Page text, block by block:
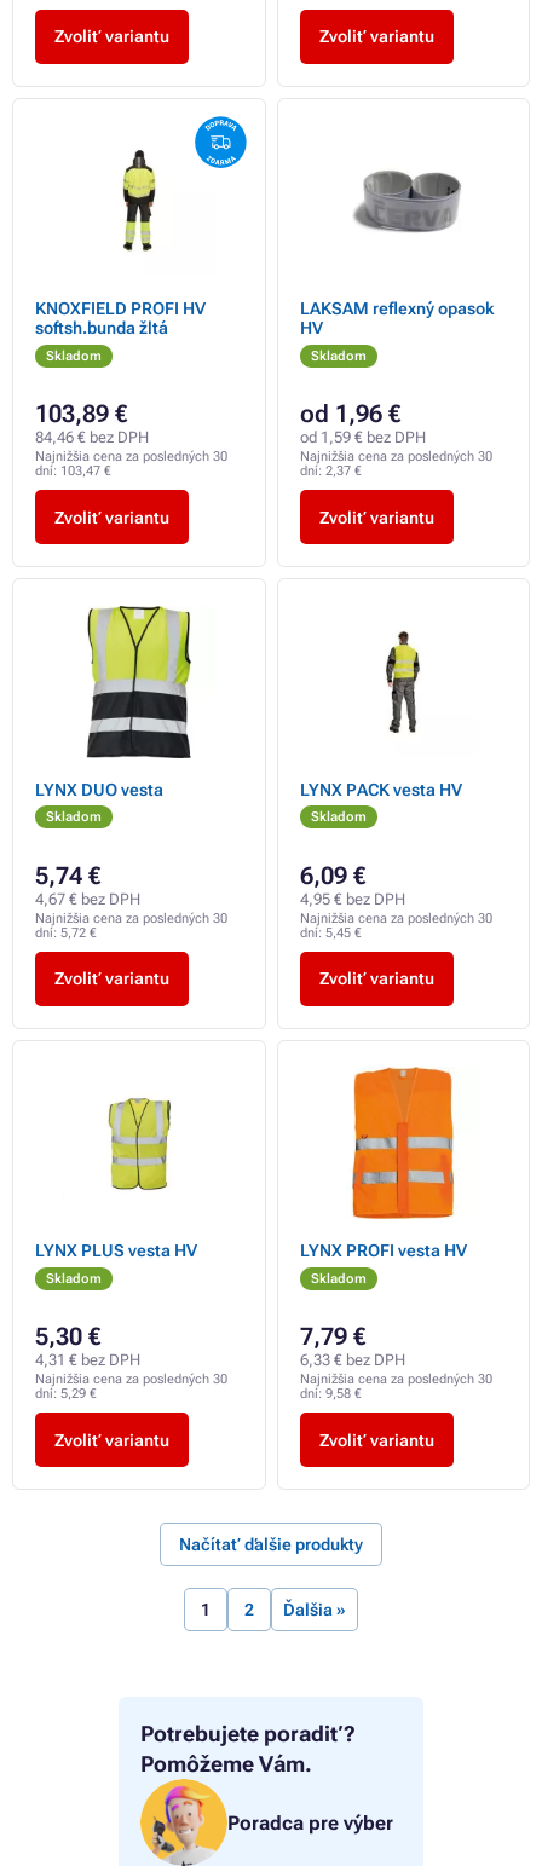
Potrebujete poradiť?
Pomôžeme Vám.
Poradca pre výber
Zvoliť variantu Zvoliť variantu
KNOXFIELD PROFI HV
softsh.bunda žltá
Skladom
103,89 €
84,46 € bez DPH
Najnižšia cena za posledných 30
dní: 103,47 €
Zvoliť variantu
LAKSAM reflexný opasok
HV
Skladom
od 1,96 €
od 1,59 € bez DPH
Najnižšia cena za posledných 30
dní: 2,37 €
Zvoliť variantu
LYNX DUO vesta
Skladom
5,74 €
4,67 € bez DPH
Najnižšia cena za posledných 30
dní: 5,72 €
Zvoliť variantu
LYNX PACK vesta HV
Skladom
6,09 €
4,95 € bez DPH
Najnižšia cena za posledných 30
dní: 5,45 €
Zvoliť variantu
LYNX PLUS vesta HV
Skladom
5,30 €
4,31 € bez DPH
Najnižšia cena za posledných 30
dní: 5,29 €
Zvoliť variantu
LYNX PROFI vesta HV
Skladom
7,79 €
6,33 € bez DPH
Najnižšia cena za posledných 30
dní: 9,58 €
Zvoliť variantu
Načítať ďalšie produkty
1 2 Ďalšia »